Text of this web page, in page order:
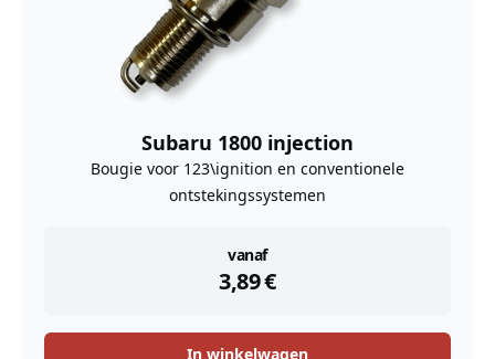
Subaru 1800 injection
Bougie voor 123\ignition en conventionele
ontstekingssystemen
vanaf
3,89€
instock
In winkelwagen